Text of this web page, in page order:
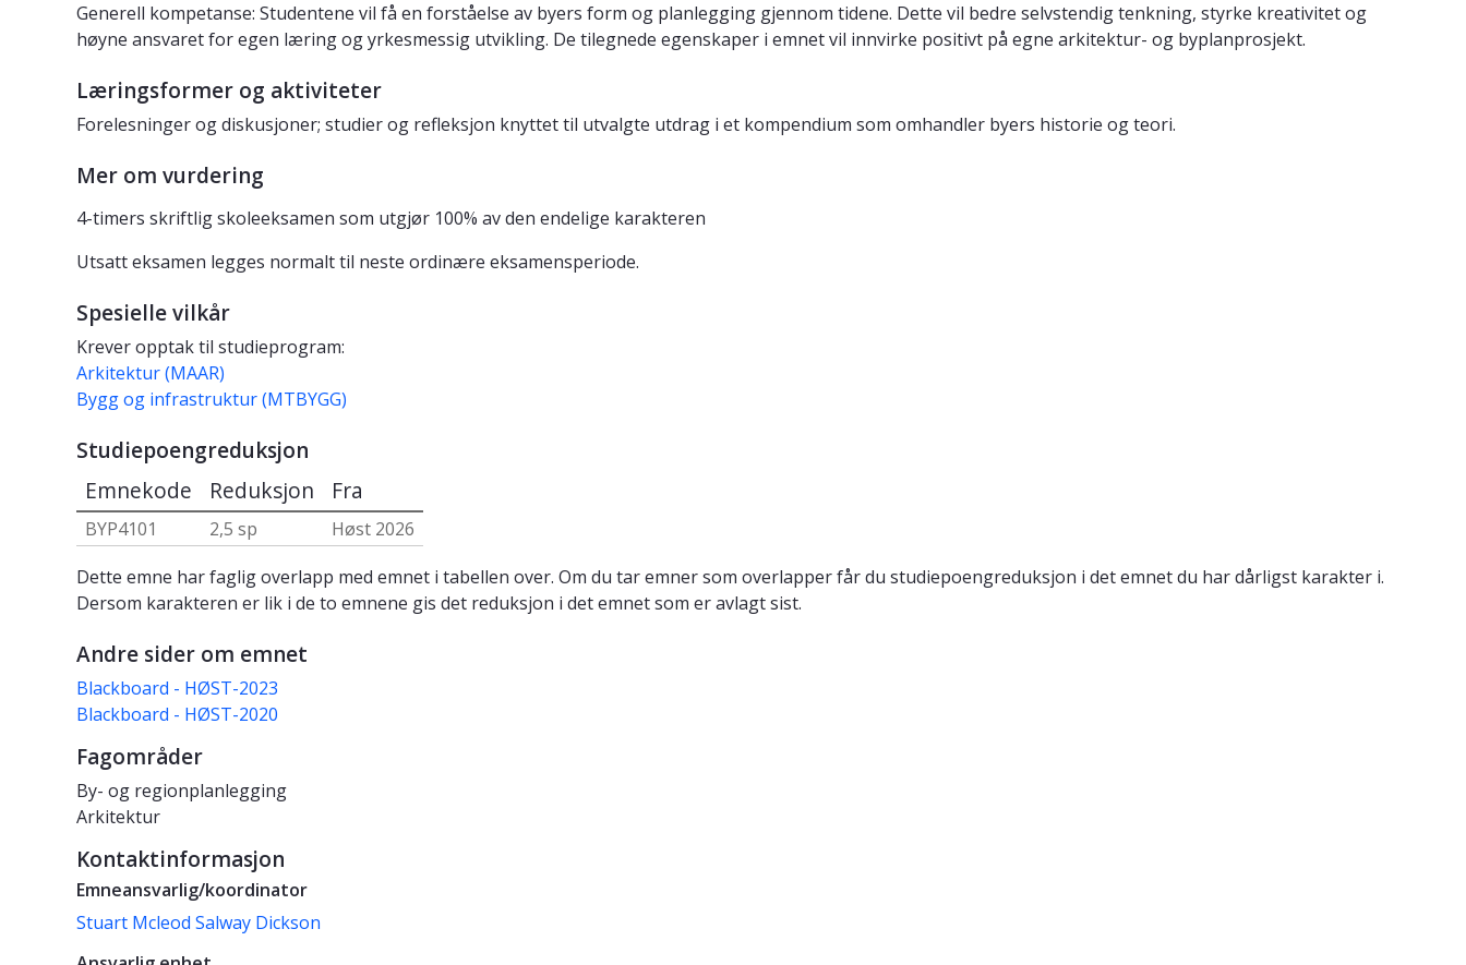
Generell kompetanse: Studentene vil få en forståelse av byers form og planlegging gjennom tidene. Dette vil bedre selvstendig tenkning, styrke kreativitet og
høyne ansvaret for egen læring og yrkesmessig utvikling. De tilegnede egenskaper i emnet vil innvirke positivt på egne arkitektur- og byplanprosjekt.
Læringsformer og aktiviteter
Forelesninger og diskusjoner; studier og refleksjon knyttet til utvalgte utdrag i et kompendium som omhandler byers historie og teori.
Mer om vurdering
4-timers skriftlig skoleeksamen som utgjør 100% av den endelige karakteren
Utsatt eksamen legges normalt til neste ordinære eksamensperiode.
Spesielle vilkår
Krever opptak til studieprogram:
Arkitektur (MAAR)
Bygg og infrastruktur (MTBYGG)
Studiepoengreduksjon
Emnekode Reduksjon Fra
BYP4101 2,5 sp
Høst 2026
Dette emne har faglig overlapp med emnet i tabellen over. Om du tar emner som overlapper får du studiepoengreduksjon i det emnet du har dårligst karakter i.
Dersom karakteren er lik i de to emnene gis det reduksjon i det emnet som er avlagt sist.
Andre sider om emnet
Blackboard - HØST-2023
Blackboard - HØST-2020
Fagområder
By- og regionplanlegging
Arkitektur
Kontaktinformasjon
Emneansvarlig/koordinator
Stuart Mcleod Salway Dickson